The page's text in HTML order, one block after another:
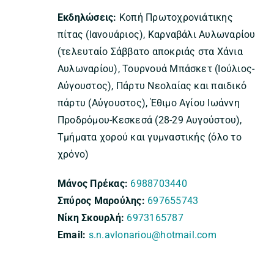
Εκδηλώσεις: Κοπή Πρωτοχρονιάτικης
πίτας (Ιανουάριος), Καρναβάλι Αυλωναρίου
(τελευταίο Σάββατο αποκριάς στα Χάνια
Αυλωναρίου), Τουρνουά Μπάσκετ (Ιούλιος-
Αύγουστος), Πάρτυ Νεολαίας και παιδικό
πάρτυ (Αύγουστος), Έθιμο Αγίου Ιωάννη
Προδρόμου-Κεσκεσά (28-29 Αυγούστου),
Τμήματα χορού και γυμναστικής (όλο το
χρόνο)
Μάνος Πρέκας: 6988703440
Σπύρος Μαρούλης: 697655743
Νίκη Σκουρλή: 6973165787
Email: s.n.avlonariou@hotmail.com